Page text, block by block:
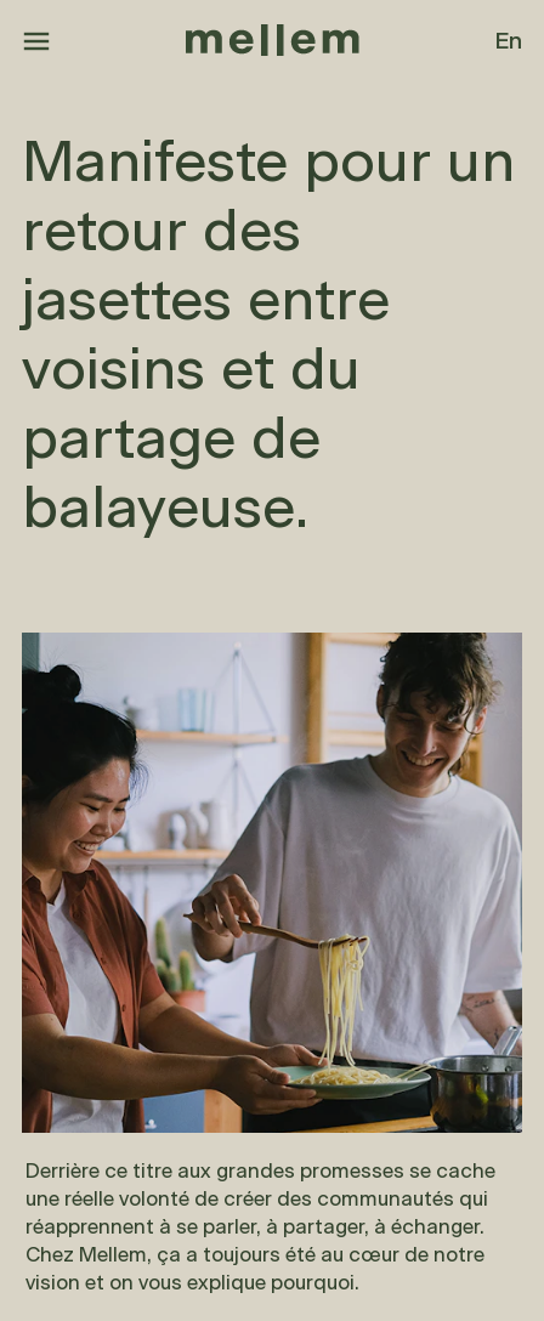
Aller au contenu principal
En
Manifeste pour un
retour des
jasettes entre
voisins et du
partage de
balayeuse.
Derrière ce titre aux grandes promesses se cache
une réelle volonté de créer des communautés qui
réapprennent à se parler, à partager, à échanger.
Chez Mellem, ça a toujours été au cœur de notre
vision et on vous explique pourquoi.